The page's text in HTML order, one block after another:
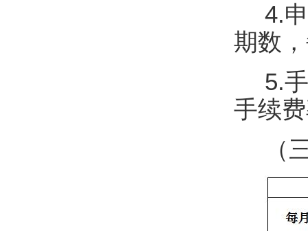
4.
期数
5.
手续
（